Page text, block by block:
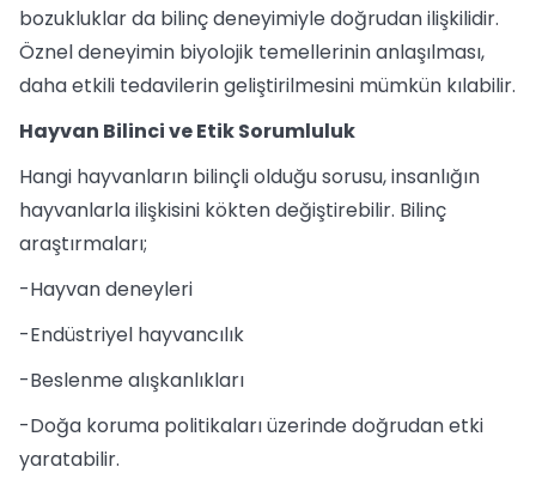
bozukluklar da bilinç deneyimiyle doğrudan ilişkilidir.
Öznel deneyimin biyolojik temellerinin anlaşılması,
daha etkili tedavilerin geliştirilmesini mümkün kılabilir.
Hayvan Bilinci ve Etik Sorumluluk
Hangi hayvanların bilinçli olduğu sorusu, insanlığın
hayvanlarla ilişkisini kökten değiştirebilir. Bilinç
araştırmaları;
-Hayvan deneyleri
-Endüstriyel hayvancılık
-Beslenme alışkanlıkları
-Doğa koruma politikaları üzerinde doğrudan etki
yaratabilir.